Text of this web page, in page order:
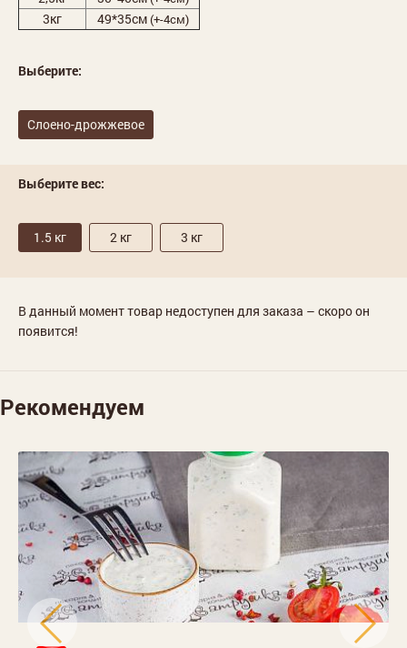
3кг 49*35см(+-4см)
Выберите:
Слоено-дрожжевое
Выберите вес:
1.5 кг 2 кг 3 кг
В данный момент товар недоступен для заказа – скоро он
появится!
Рекомендуем